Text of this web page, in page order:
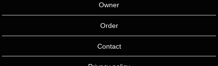
Owner
Order
Contact